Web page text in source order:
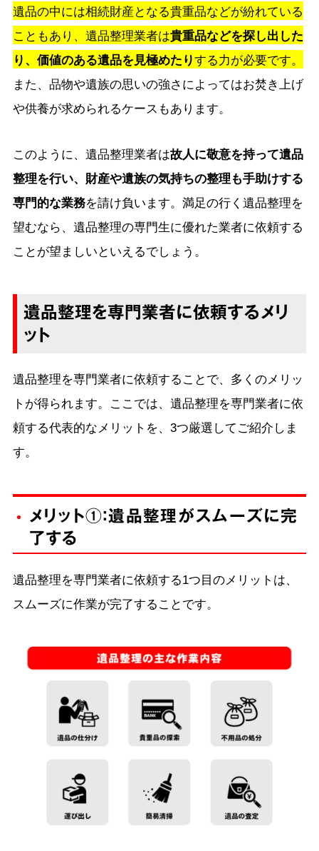
遺品の中には相続財産となる貴重品などが紛れている
こともあり、遺品整理業者は貴重品などを探し出した
り、価値のある遺品を見極めたりする力が必要です。
また、品物や遺族の思いの強さによってはお焚き上げ
や供養が求められるケースもあります。
このように、遺品整理業者は故人に敬意を持って遺品
整理を行い、財産や遺族の気持ちの整理も手助けする
専門的な業務を請け負います。満足の行く遺品整理を
望むなら、遺品整理の専門生に優れた業者に依頼する
ことが望ましいといえるでしょう。
遺品整理を専門業者に依頼するメリ
ット
遺品整理を専門業者に依頼することで、多くのメリッ
トが得られます。ここでは、遺品整理を専門業者に依
頼する代表的なメリットを、3つ厳選してご紹介しま
す。
メリット①：遺品整理がスムーズに完
了する
遺品整理を専門業者に依頼する1つ目のメリットは、
スムーズに作業が完了することです。